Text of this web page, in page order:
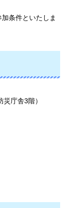
条件といたしま
庁舎3階）